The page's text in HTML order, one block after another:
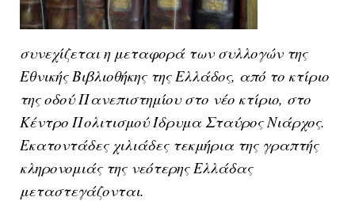
συνεχίζεται η μεταφορά των συλλογών της
Εθνικής Βιβλιοθήκης της Ελλάδος, από το κτίριο
της οδού Πανεπιστημίου στο νέο κτίριο, στο
Κέντρο Πολιτισμού Ίδρυμα Σταύρος Νιάρχος.
Εκατοντάδες χιλιάδες τεκμήρια της γραπτής
κληρονομιάς της νεότερης Ελλάδας
μεταστεγάζονται.